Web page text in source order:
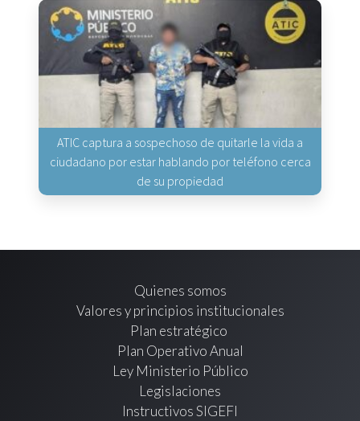
ATIC captura a sospechoso de quitarle la vida a
ciudadano por estar hablando por teléfono cerca
de su propiedad
Quienes somos
Valores y principios institucionales
Plan estratégico
Plan Operativo Anual
Ley Ministerio Público
Legislaciones
Instructivos SIGEFI